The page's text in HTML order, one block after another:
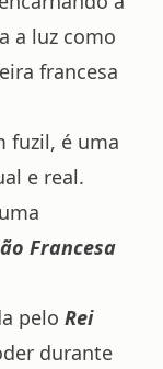
a luz como
francesa
fuzil, é uma
e real.
Francesa
pelo Rei
durante